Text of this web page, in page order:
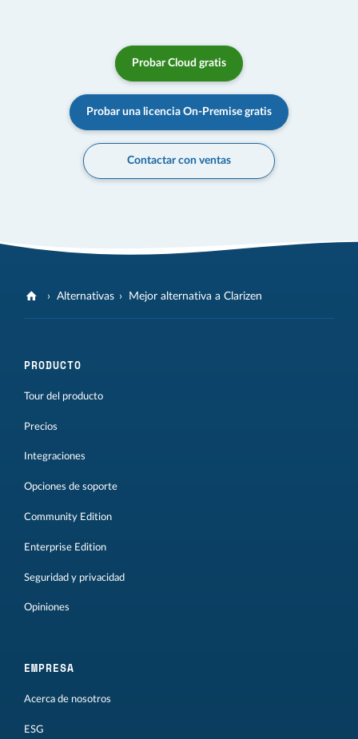
Probar Cloud gratis
Probar una licencia On-Premise gratis
Contactar con ventas
Alternativas Mejor alternativa a Clarizen
PRODUCTO
Tour del producto
Precios
Integraciones
Opciones de soporte
Community Edition
Enterprise Edition
Seguridad y privacidad
Opiniones
EMPRESA
Acerca de nosotros
ESG